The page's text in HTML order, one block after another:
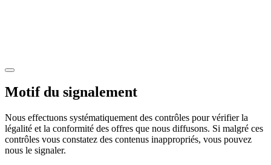
Motif du signalement
Nous effectuons systématiquement des contrôles pour vérifier la
légalité et la conformité des offres que nous diffusons. Si malgré ces
contrôles vous constatez des contenus inappropriés, vous pouvez
nous le signaler.